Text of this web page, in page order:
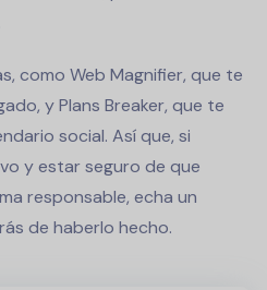
como Web Magnifier, que te
y Plans Breaker, que te
social. Así que, si
y estar seguro de que
responsable, echa un
de haberlo hecho.